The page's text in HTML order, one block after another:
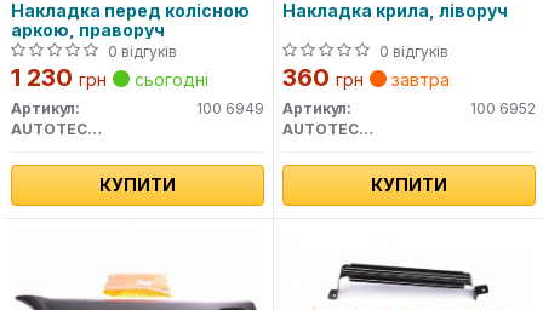
Накладка перед колісною
аркою, праворуч
0 відгуків
1 230 грн сьогодні
Артикул:
100 6949
AUTOTECHTEILE
КУПИТИ
Накладка крила, ліворуч
0 відгуків
360 грн завтра
Артикул:
100 6952
AUTOTECHTEILE
КУПИТИ